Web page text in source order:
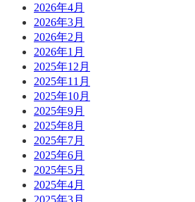
2026年4月
2026年3月
2026年2月
2026年1月
2025年12月
2025年11月
2025年10月
2025年9月
2025年8月
2025年7月
2025年6月
2025年5月
2025年4月